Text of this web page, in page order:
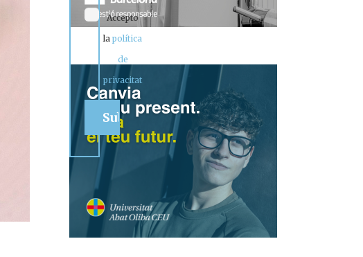
Accepto
lapolítica
de
privacitat